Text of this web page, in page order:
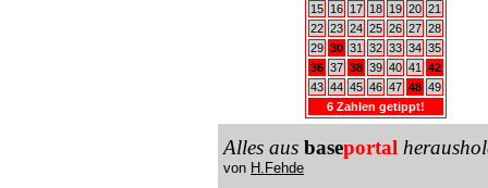
15
16 17 18 19 20 21
22 23 24 25 26 27 28
29 30 31 32 33 34 35
36 37 38 39 40 41
42
43 44 45 46 47 48 49
6 Zahlen getippt!
Alles aus baseportal
von H.Fehde